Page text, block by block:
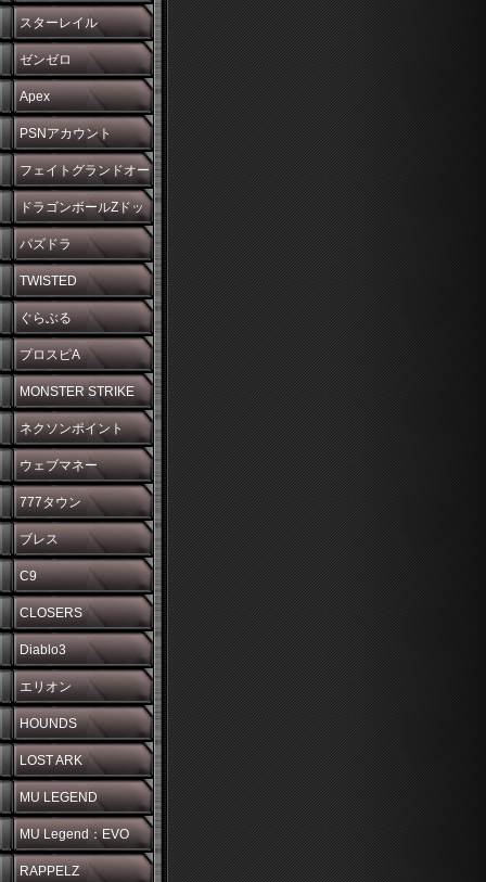
スターレイル
ゼンゼロ
Apex
PSNアカウント
フェイトグランドオー
ダー
ドラゴンボールZドッ
カンバトル
パズドラ
TWISTED
WONDERLAND
ぐらぶる
プロスピA
MONSTER STRIKE
ネクソンポイント
ウェブマネー
777タウン
ブレス
C9
CLOSERS
Diablo3
エリオン
HOUNDS
LOST ARK
MU LEGEND
MU Legend：EVO
RAPPELZ